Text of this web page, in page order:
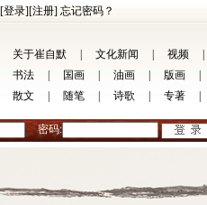
[登录][注册] 忘记密码？
关于崔自默 文化新闻 视频
书法
国画 油画 版画
散文
随笔 诗歌 专著
密码: